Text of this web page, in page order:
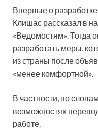
Впервые о
Клишас рассказал в
«Ведомостям». Тогда
разработать меры,
из страны после
«менее комфортной».
В частности, по
возможностях
работе.